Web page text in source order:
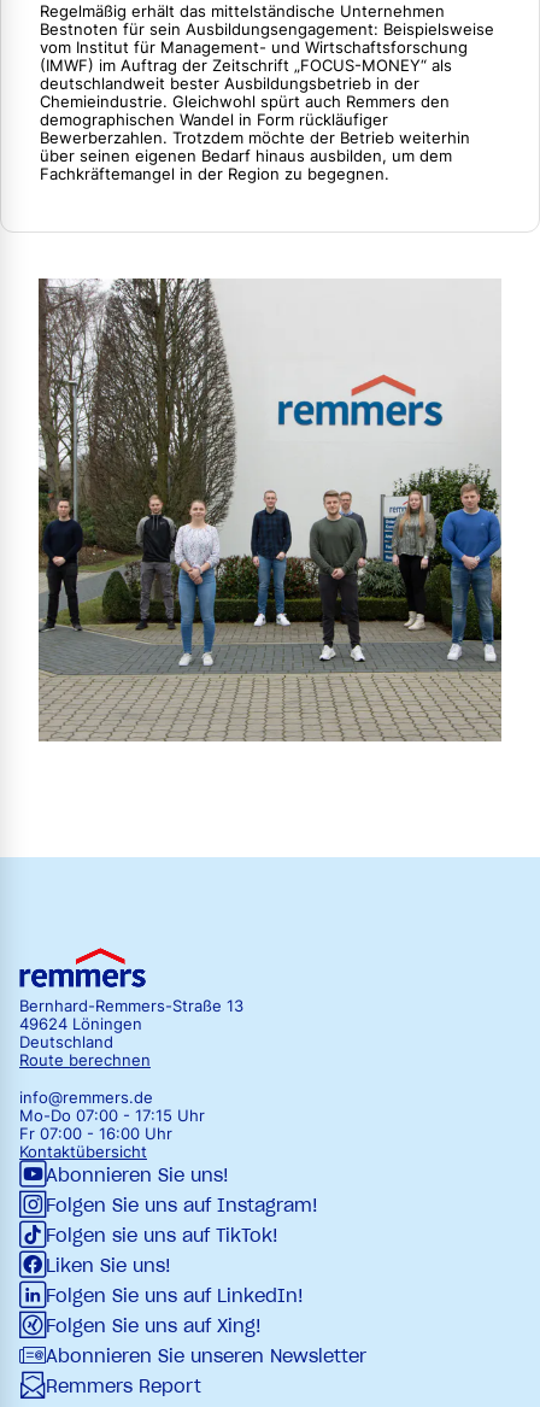
Regelmäßig erhält das mittelständische Unternehmen
Bestnoten für sein Ausbildungsengagement: Beispielsweise
vom Institut für Management- und Wirtschaftsforschung
(IMWF) im Auftrag der Zeitschrift „FOCUS-MONEY“ als
deutschlandweit bester Ausbildungsbetrieb in der
Chemieindustrie. Gleichwohl spürt auch Remmers den
demographischen Wandel in Form rückläufiger
Bewerberzahlen. Trotzdem möchte der Betrieb weiterhin
über seinen eigenen Bedarf hinaus ausbilden, um dem
Fachkräftemangel in der Region zu begegnen.
Bernhard-Remmers-Straße 13
49624 Löningen
Deutschland
Route berechnen
info@remmers.de
Mo-Do 07:00 - 17:15 Uhr
Fr 07:00 - 16:00 Uhr
Kontaktübersicht
Abonnieren Sie uns!
Folgen Sie uns auf Instagram!
Folgen sie uns auf TikTok!
Liken Sie uns!
Folgen Sie uns auf LinkedIn!
Folgen Sie uns auf Xing!
Abonnieren Sie unseren Newsletter
Remmers Report